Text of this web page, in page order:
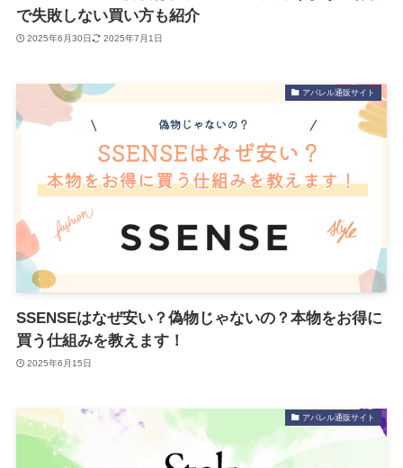
で失敗しない買い方も紹介
2025年6月30日 2025年7月1日
アパレル通販サイト
SSENSEはなぜ安い？偽物じゃないの？本物をお得に
買う仕組みを教えます！
2025年6月15日
アパレル通販サイト